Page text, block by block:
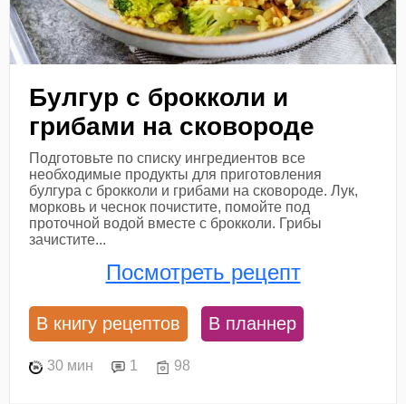
Булгур с брокколи и
грибами на сковороде
Подготовьте по списку ингредиентов все
необходимые продукты для приготовления
булгура с брокколи и грибами на сковороде. Лук,
морковь и чеснок почистите, помойте под
проточной водой вместе с брокколи. Грибы
зачистите...
Посмотреть рецепт
В книгу рецептов В планнер
30 мин 1 98